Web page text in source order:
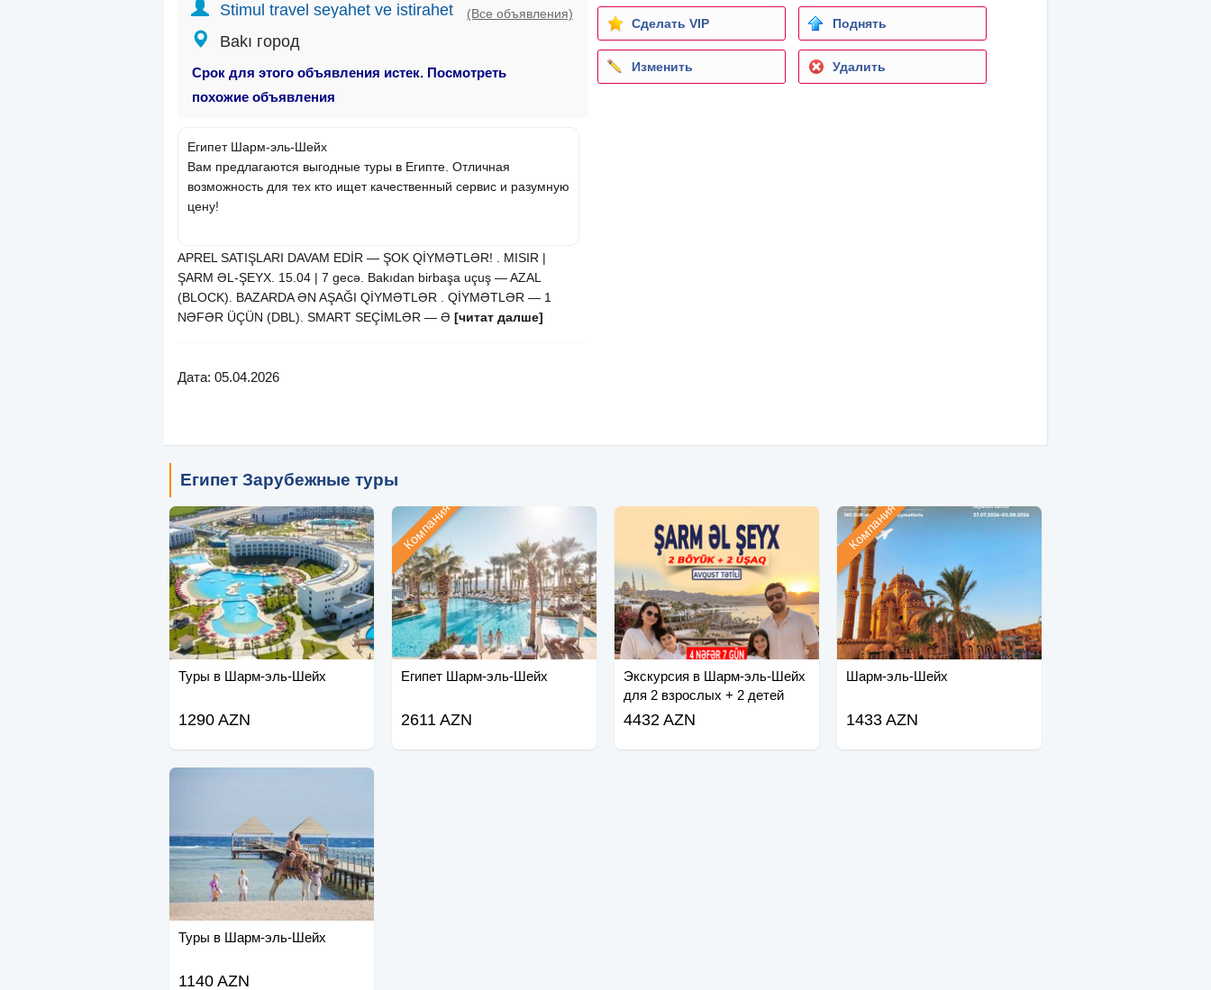
Stimul travel seyahet ve istirahet (Все объявления)
Bakı город
Срок для этого объявления истек. Посмотреть
похожие объявления
Египет Шарм-эль-Шейх
Вам предлагаются выгодные туры в Египте. Отличная
возможность для тех кто ищет качественный сервис и разумную
цену!
APREL SATIŞLARI DAVAM EDİR — ŞOK QİYMƏTLƏR! . MISIR |
ŞARM ƏL-ŞEYX. 15.04 | 7 gecə. Bakıdan birbaşa uçuş — AZAL
(BLOCK). BAZARDA ƏN AŞAĞI QİYMƏTLƏR . QİYMƏTLƏR — 1
NƏFƏR ÜÇÜN (DBL). SMART SEÇİMLƏR — Ə [читат далше]
Дата: 05.04.2026
Сделать VIP Поднять
Изменить Удалить
Египет Зарубежные туры
Туры в Шарм-эль-Шейх
1290 AZN
Египет Шарм-эль-Шейх
Компания
2611 AZN
Экскурсия в Шарм-эль-Шейх
для 2 взрослых + 2 детей
4432 AZN
Шарм-эль-Шейх
Компания
1433 AZN
Туры в Шарм-эль-Шейх
1140 AZN